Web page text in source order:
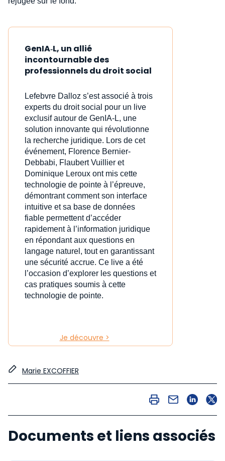
GenIA‑L, un allié
incontournable des
professionnels du droit social
Lefebvre Dalloz s’est associé à trois
experts du droit social pour un live
exclusif autour de GenIA‑L, une
solution innovante qui révolutionne
la recherche juridique. Lors de cet
événement, Florence Bernier-
Debbabi, Flaubert Vuillier et
Dominique Leroux ont mis cette
technologie de pointe à l’épreuve,
démontrant comment son interface
intuitive et sa base de données
fiable permettent d’accéder
rapidement à l’information juridique
en répondant aux questions en
langage naturel, tout en garantissant
une sécurité accrue. Ce live a été
l’occasion d’explorer les questions et
cas pratiques soumis à cette
technologie de pointe.
Je découvre >
Marie EXCOFFIER
Documents et liens associés